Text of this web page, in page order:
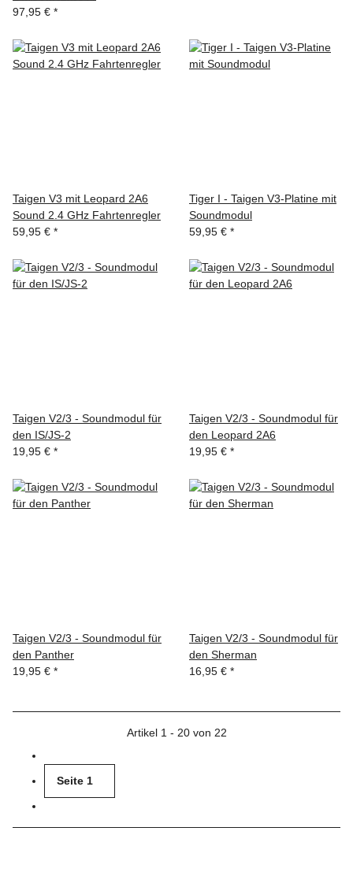
97,95 € *
Taigen V3 mit Leopard 2A6
Sound 2.4 GHz Fahrtenregler
59,95 € *
Tiger I - Taigen V3-Platine mit
Soundmodul
59,95 € *
Taigen V2/3 - Soundmodul für
den IS/JS-2
19,95 € *
Taigen V2/3 - Soundmodul für
den Leopard 2A6
19,95 € *
Taigen V2/3 - Soundmodul für
den Panther
19,95 € *
Taigen V2/3 - Soundmodul für
den Sherman
16,95 € *
Artikel 1 - 20 von 22
Seite 1